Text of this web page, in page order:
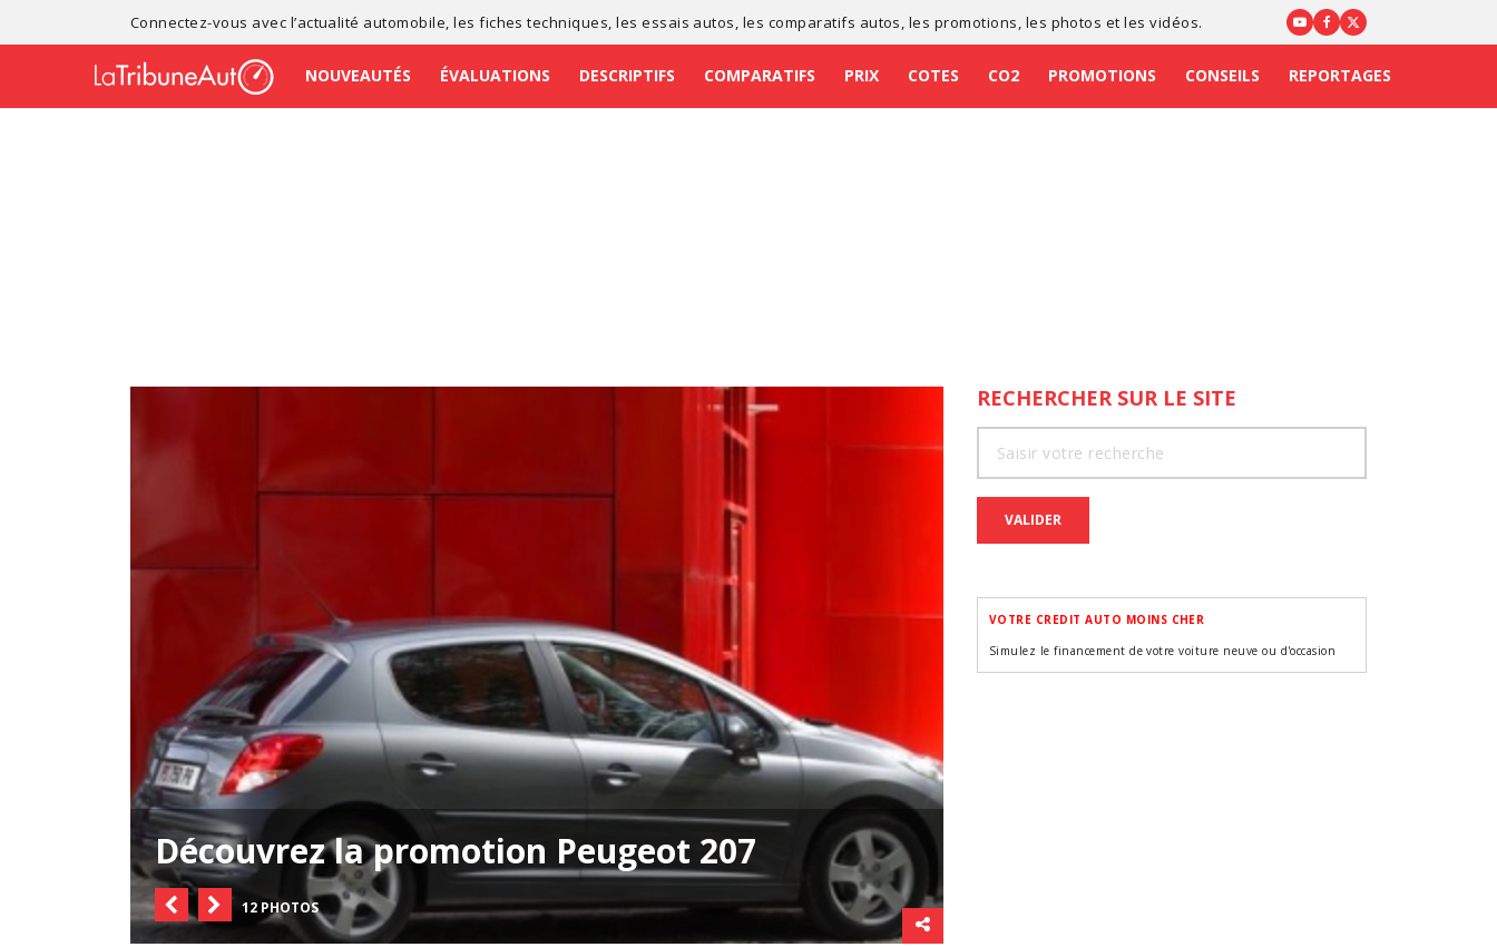
Connectez-vous avec l’actualité automobile , lesfiches techniques , lesessais autos , les comparatifs autos , les promotions , les photos et les vidéos.
NOUVEAUTÉS ÉVALUATIONS DESCRIPTIFS COMPARATIFS PRIX COTES CO2 PROMOTIONS CONSEILS REPORTAGES
Découvrez la promotion Peugeot 207
12 PHOTOS
RECHERCHER SUR LE SITE
VALIDER
VOTRE CREDIT AUTO MOINS CHER
Simulez le financement de votre voiture neuve ou d'occasion